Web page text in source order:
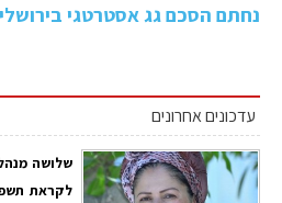
נחתם הסכם גג אסטרטגי
עדכונים אחרונים
שלושה
לקראת